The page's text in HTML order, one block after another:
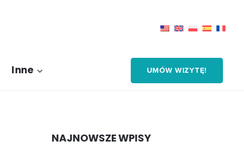
Inne UMÓW WIZYTĘ!
NAJNOWSZE WPISY